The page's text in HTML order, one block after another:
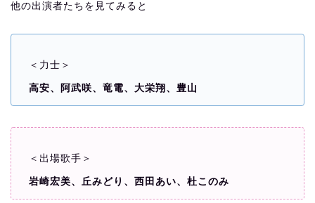
他の出演者たちを見てみると
＜力士＞
高安、 阿武咲、 竜電、 大栄翔、 豊山
＜出場歌手＞
岩崎宏美、 丘みどり、 西田あい、 杜このみ